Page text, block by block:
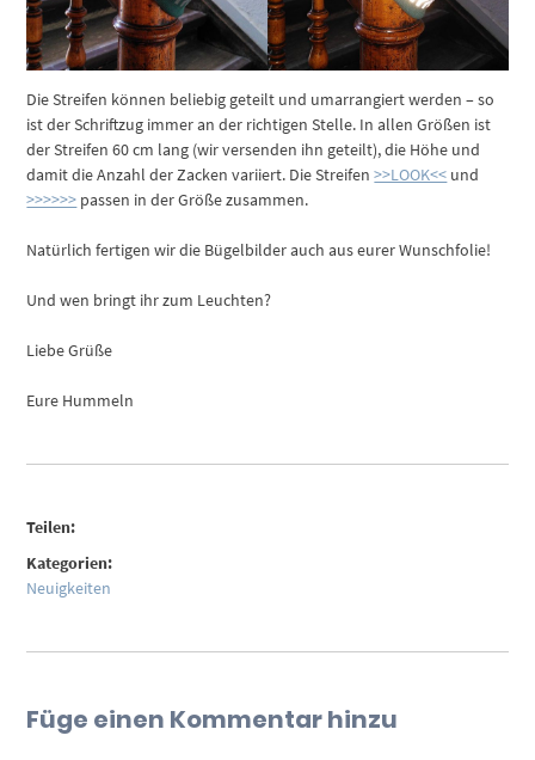
Die Streifen können beliebig geteilt und umarrangiert werden – so
ist der Schriftzug immer an der richtigen Stelle. In allen Größen ist
der Streifen 60 cm lang (wir versenden ihn geteilt), die Höhe und
damit die Anzahl der Zacken variiert. Die Streifen>>LOOK<< und
>>>>>> passen in der Größe zusammen.
Natürlich fertigen wir die Bügelbilder auch aus eurer Wunschfolie!
Und wen bringt ihr zum Leuchten?
Liebe Grüße
Eure Hummeln
Teilen:
Kategorien:
Neuigkeiten
Füge einen Kommentar hinzu